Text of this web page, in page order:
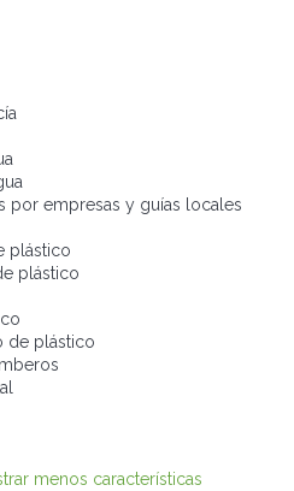
por empresas y guías locales
plástico
plástico
de plástico
menos características